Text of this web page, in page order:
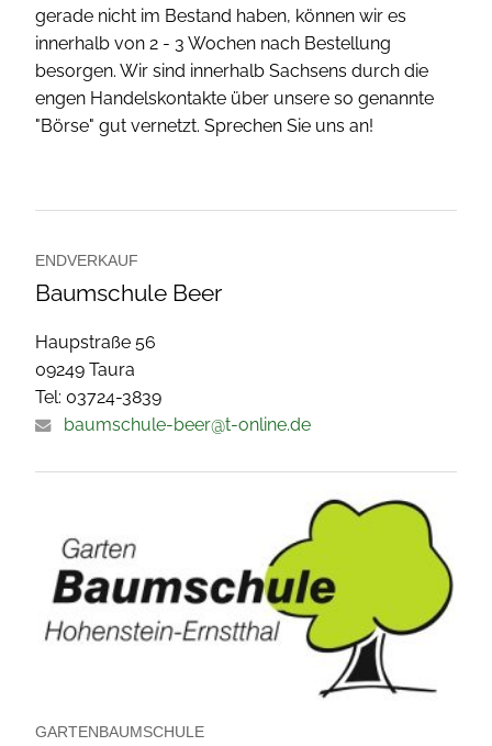
gerade nicht im Bestand haben, können wir es
innerhalb von 2 - 3 Wochen nach Bestellung
besorgen. Wir sind innerhalb Sachsens durch die
engen Handelskontakte über unsere so genannte
"Börse" gut vernetzt. Sprechen Sie uns an!
ENDVERKAUF
Baumschule Beer
Haupstraße 56
09249 Taura
Tel: 03724-3839
baumschule-beer@t-online.de
GARTENBAUMSCHULE